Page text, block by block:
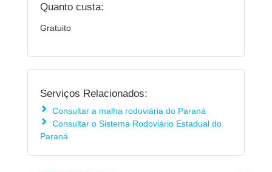
Quanto custa:
Gratuito
Serviços Relacionados:
Consultar a malha rodoviária do Paraná
Consultar o Sistema Rodoviário Estadual do
Paraná